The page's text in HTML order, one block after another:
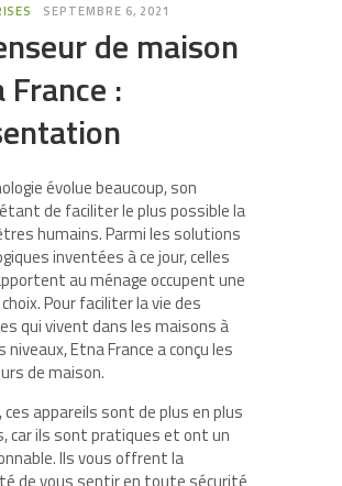
SEPTEMBRE 6, 2021
de maison
France :
évolue beaucoup, son
de faciliter le plus possible la
humains. Parmi les solutions
inventées à ce jour, celles
au ménage occupent une
Pour faciliter la vie des
qui vivent dans les maisons à
niveaux, Etna France a conçu les
de maison.
ces appareils sont de plus en plus
car ils sont pratiques et ont un
Ils vous offrent la